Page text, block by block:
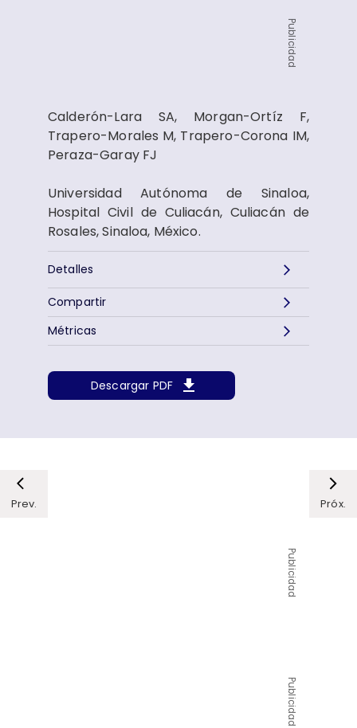
Publicidad
Calderón-Lara SA, Morgan-Ortíz F,
Trapero-Morales M, Trapero-Corona IM,
Peraza-Garay FJ
Universidad Autónoma de Sinaloa,
Hospital Civil de Culiacán, Culiacán de
Rosales, Sinaloa, México.
Detalles
Descargar PDF
Métricas
Compartir
Prev. Próx.
Publicidad
Publicidad